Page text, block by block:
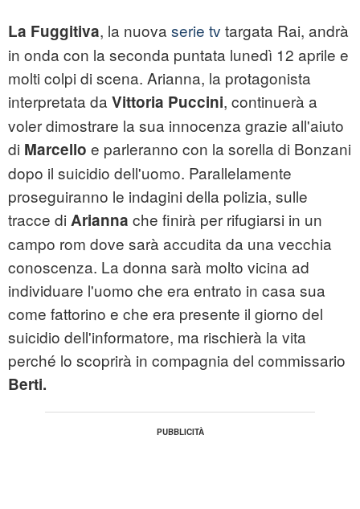
La Fuggitiva, la nuova serie tv targata Rai, andrà
in onda con la seconda puntata lunedì 12 aprile e
molti colpi di scena. Arianna, la protagonista
interpretata da Vittoria Puccini, continuerà a
voler dimostrare la sua innocenza grazie all'aiuto
di Marcello e parleranno con la sorella di Bonzani
dopo il suicidio dell'uomo. Parallelamente
proseguiranno le indagini della polizia, sulle
tracce di Arianna che finirà per rifugiarsi in un
campo rom dove sarà accudita da una vecchia
conoscenza. La donna sarà molto vicina ad
individuare l'uomo che era entrato in casa sua
come fattorino e che era presente il giorno del
suicidio dell'informatore, ma rischierà la vita
perché lo scoprirà in compagnia del commissario
Berti.